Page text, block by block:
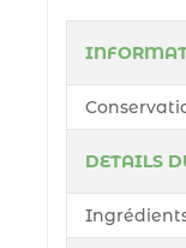
DETAILS